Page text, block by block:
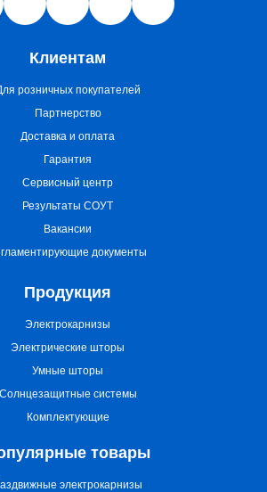
Клиентам
розничных покупателей
Партнерство
Доставка и оплата
Гарантия
Сервисный центр
Результаты СОУТ
Вакансии
документы
Продукция
Электрокарнизы
Электрические шторы
Умные шторы
Солнцезащитные системы
Комплектующие
товары
электрокарнизы